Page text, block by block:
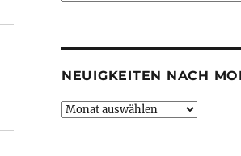
NEUIGKEITEN NACH
Neuigkeiten